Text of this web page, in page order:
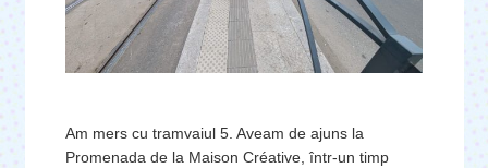
Am mers cu tramvaiul 5. Aveam de ajuns la
Promenada de la Maison Créative, într-un timp